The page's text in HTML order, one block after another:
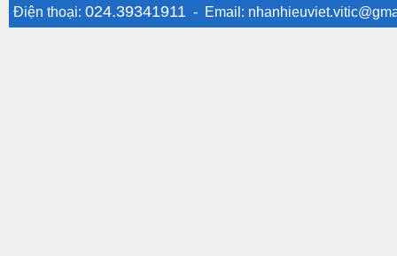
Điện thoại: 024.39341911 - Email: